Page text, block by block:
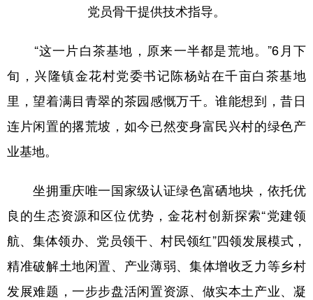
党员骨干提供技术指导。
“这一片白茶基地，原来一半都是荒地。”6月下
旬，兴隆镇金花村党委书记陈杨站在千亩白茶基地
里，望着满目青翠的茶园感慨万千。谁能想到，昔日
连片闲置的撂荒坡，如今已然变身富民兴村的绿色产
业基地。
坐拥重庆唯一国家级认证绿色富硒地块，依托优
良的生态资源和区位优势，金花村创新探索“党建领
航、集体领办、党员领干、村民领红”四领发展模式，
精准破解土地闲置、产业薄弱、集体增收乏力等乡村
发展难题，一步步盘活闲置资源、做实本土产业、凝